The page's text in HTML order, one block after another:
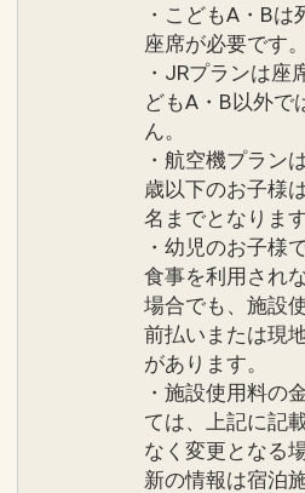
・こどもA・B
座席が必要です。
・JRプランは座
どもA・B以外で
ん。
・航空機プラン
歳以下のお子様
名までとなります
・幼児のお子様
食事を利用され
場合でも、施設
前払いまたは現
があります。
・施設使用料の
ては、上記に記
なく変更となる
新の情報は宿泊